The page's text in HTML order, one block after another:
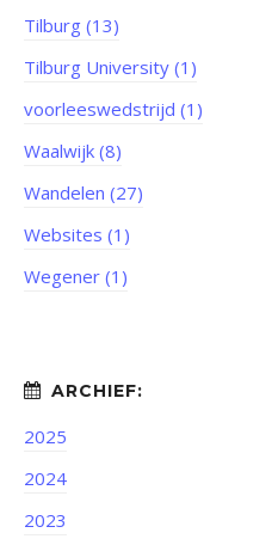
Tilburg (13)
Tilburg University (1)
voorleeswedstrijd (1)
Waalwijk (8)
Wandelen (27)
Websites (1)
Wegener (1)
2025
2024
2023